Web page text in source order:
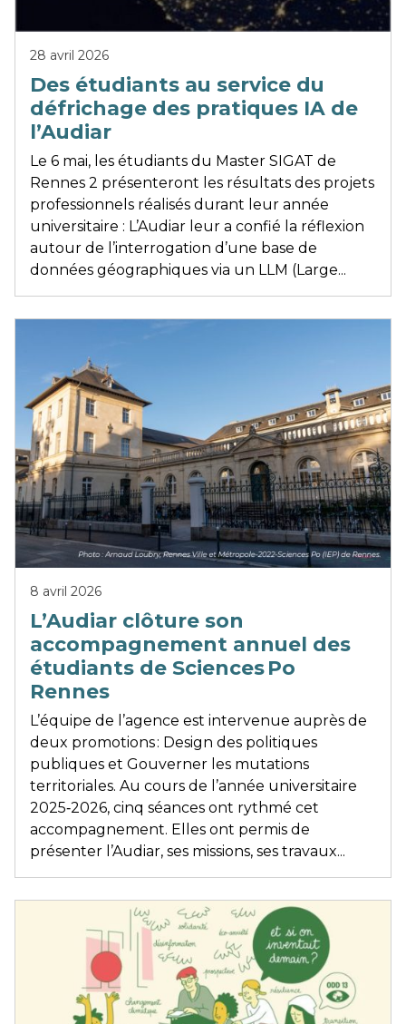
28 avril 2026
Des étudiants au service du
défrichage des pratiques IA de
l’Audiar
Le 6 mai, les étudiants du Master SIGAT de
Rennes 2 présenteront les résultats des projets
professionnels réalisés durant leur année
universitaire : L’Audiar leur a confié la réflexion
autour de l’interrogation d’une base de
données géographiques via un LLM (Large...
8 avril 2026
L’Audiar clôture son
accompagnement annuel des
étudiants de Sciences Po
Rennes
L’équipe de l’agence est intervenue auprès de
deux promotions : Design des politiques
publiques et Gouverner les mutations
territoriales. Au cours de l’année universitaire
2025‑2026, cinq séances ont rythmé cet
accompagnement. Elles ont permis de
présenter l’Audiar, ses missions, ses travaux...